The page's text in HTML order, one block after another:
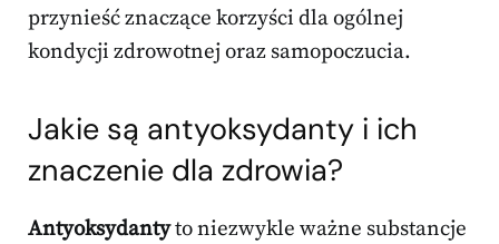
przynieść znaczące korzyści dla ogólnej
kondycji zdrowotnej oraz samopoczucia.
Jakie są antyoksydanty i ich
znaczenie dla zdrowia?
Antyoksydantyto niezwykle ważne substancje